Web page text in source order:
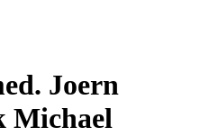
Joern
Michael